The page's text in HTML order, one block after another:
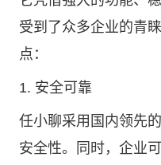
受到了众多企业的青
点：
1. 安全可靠
任小聊采用国内领先
安全性。同时，企业